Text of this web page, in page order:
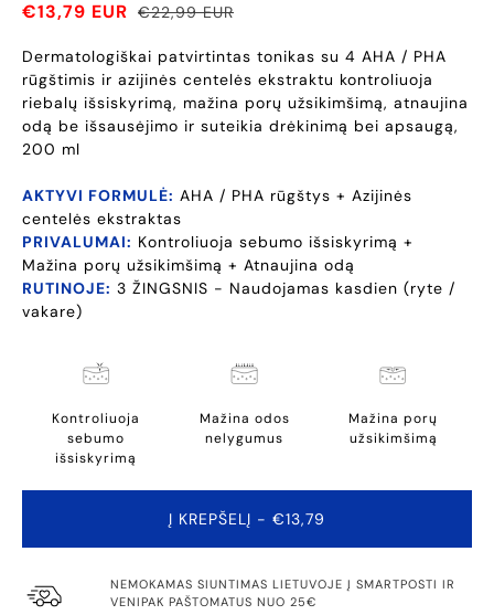
€13,79 EUR €22,99 EUR
Dermatologiškai patvirtintas tonikas su 4 AHA / PHA
rūgštimis ir azijinės centelės ekstraktu kontroliuoja
riebalų išsiskyrimą, mažina porų užsikimšimą, atnaujina
odą be išsausėjimo ir suteikia drėkinimą bei apsaugą,
200 ml
AKTYVI FORMULĖ: AHA / PHA rūgštys + Azijinės
centelės ekstraktas
PRIVALUMAI: Kontroliuoja sebumo išsiskyrimą +
Mažina porų užsikimšimą + Atnaujina odą
RUTINOJE: 3 ŽINGSNIS - Naudojamas kasdien (ryte /
vakare)
Kontroliuoja
sebumo
išsiskyrimą
Mažina odos
nelygumus
Mažina porų
užsikimšimą
Į KREPŠELĮ - €13,79
NEMOKAMAS SIUNTIMAS LIETUVOJE Į SMARTPOSTI IR
VENIPAK PAŠTOMATUS NUO 25€